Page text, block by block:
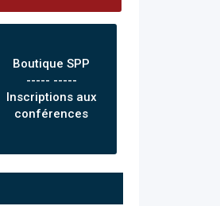
Boutique SPP
----- -----
Inscriptions aux
conférences